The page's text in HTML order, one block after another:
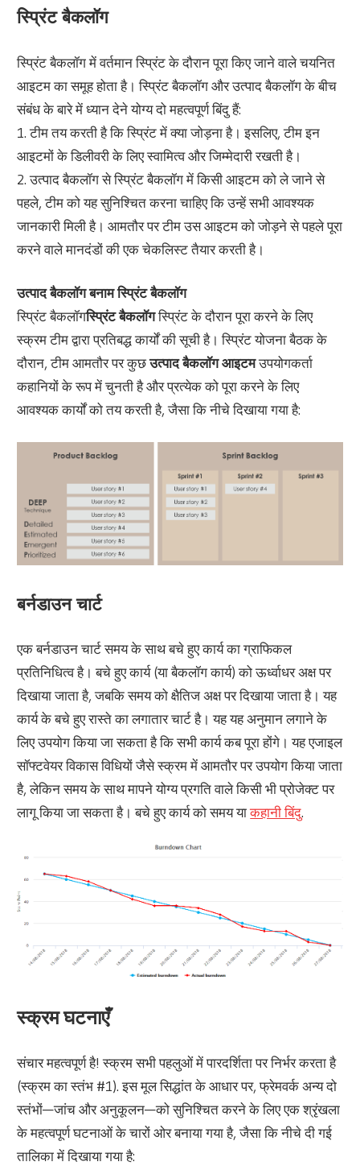
स्प्रिंट बैकलॉग
स्प्रिंट बैकलॉग में वर्तमान स्प्रिंट के दौरान पूरा किए जाने वाले चयनित
आइटम का समूह होता है। स्प्रिंट बैकलॉग और उत्पाद बैकलॉग के बीच
संबंध के बारे में ध्यान देने योग्य दो महत्वपूर्ण बिंदु हैं:
1. टीम तय करती है कि स्प्रिंट में क्या जोड़ना है। इसलिए, टीम इन
आइटमों के डिलीवरी के लिए स्वामित्व और जिम्मेदारी रखती है।
2. उत्पाद बैकलॉग से स्प्रिंट बैकलॉग में किसी आइटम को ले जाने से
पहले, टीम को यह सुनिश्चित करना चाहिए कि उन्हें सभी आवश्यक
जानकारी मिली है। आमतौर पर टीम उस आइटम को जोड़ने से पहले पूरा
करने वाले मानदंडों की एक चेकलिस्ट तैयार करती है।
उत्पाद बैकलॉग बनाम स्प्रिंट बैकलॉग
स्प्रिंट बैकलॉगस्प्रिंट बैकलॉगस्प्रिंट के दौरान पूरा करने के लिए
स्क्रम टीम द्वारा प्रतिबद्ध कार्यों की सूची है। स्प्रिंट योजना बैठक के
दौरान, टीम आमतौर पर कुछउत्पाद बैकलॉग आइटमउपयोगकर्ता
कहानियों के रूप में चुनती है और प्रत्येक को पूरा करने के लिए
आवश्यक कार्यों को तय करती है, जैसा कि नीचे दिखाया गया है:
बर्नडाउन चार्ट
एक बर्नडाउन चार्ट समय के साथ बचे हुए कार्य का ग्राफिकल
प्रतिनिधित्व है। बचे हुए कार्य (या बैकलॉग कार्य) को ऊर्ध्वाधर अक्ष पर
दिखाया जाता है, जबकि समय को क्षैतिज अक्ष पर दिखाया जाता है। यह
कार्य के बचे हुए रास्ते का लगातार चार्ट है। यह यह अनुमान लगाने के
लिए उपयोग किया जा सकता है कि सभी कार्य कब पूरा होंगे। यह एजाइल
सॉफ्टवेयर विकास विधियों जैसे स्क्रम में आमतौर पर उपयोग किया जाता
है, लेकिन समय के साथ मापने योग्य प्रगति वाले किसी भी प्रोजेक्ट पर
लागू किया जा सकता है। बचे हुए कार्य को समय याकहानी बिंदु.
स्क्रम घटनाएँ
संचार महत्वपूर्ण है! स्क्रम सभी पहलुओं में पारदर्शिता पर निर्भर करता है
(स्क्रम का स्तंभ #1). इस मूल सिद्धांत के आधार पर, फ्रेमवर्क अन्य दो
स्तंभों—जांच और अनुकूलन—को सुनिश्चित करने के लिए एक श्रृंखला
के महत्वपूर्ण घटनाओं के चारों ओर बनाया गया है, जैसा कि नीचे दी गई
तालिका में दिखाया गया है: